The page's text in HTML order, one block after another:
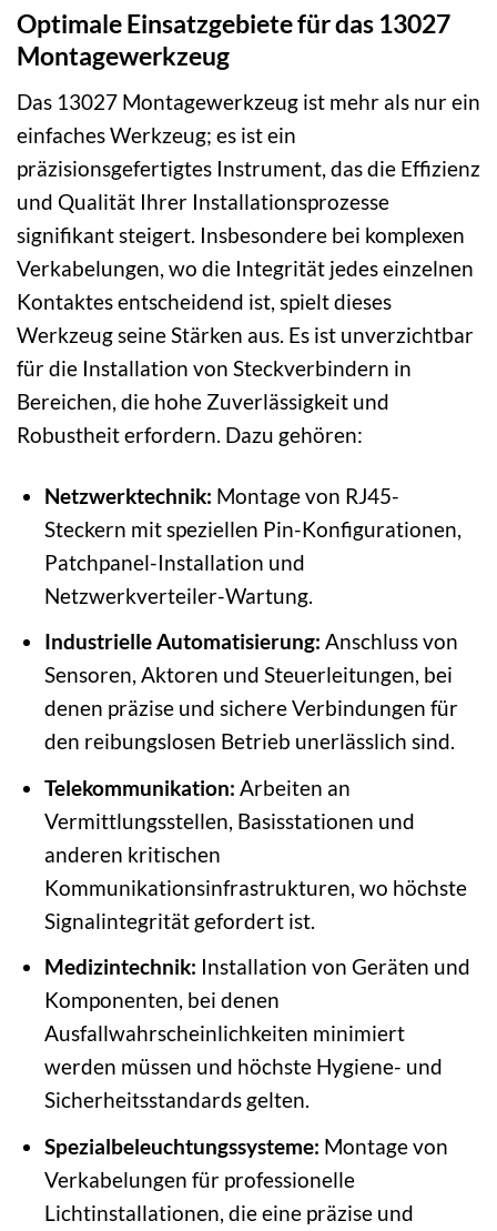
Optimale Einsatzgebiete für das 13027
Montagewerkzeug
Das 13027 Montagewerkzeug ist mehr als nur ein
einfaches Werkzeug; es ist ein
präzisionsgefertigtes Instrument, das die Effizienz
und Qualität Ihrer Installationsprozesse
signifikant steigert. Insbesondere bei komplexen
Verkabelungen, wo die Integrität jedes einzelnen
Kontaktes entscheidend ist, spielt dieses
Werkzeug seine Stärken aus. Es ist unverzichtbar
für die Installation von Steckverbindern in
Bereichen, die hohe Zuverlässigkeit und
Robustheit erfordern. Dazu gehören:
Netzwerktechnik: Montage von RJ45-
Steckern mit speziellen Pin-Konfigurationen,
Patchpanel-Installation und
Netzwerkverteiler-Wartung.
Industrielle Automatisierung: Anschluss von
Sensoren, Aktoren und Steuerleitungen, bei
denen präzise und sichere Verbindungen für
den reibungslosen Betrieb unerlässlich sind.
Telekommunikation: Arbeiten an
Vermittlungsstellen, Basisstationen und
anderen kritischen
Kommunikationsinfrastrukturen, wo höchste
Signalintegrität gefordert ist.
Medizintechnik: Installation von Geräten und
Komponenten, bei denen
Ausfallwahrscheinlichkeiten minimiert
werden müssen und höchste Hygiene- und
Sicherheitsstandards gelten.
Spezialbeleuchtungssysteme: Montage von
Verkabelungen für professionelle
Lichtinstallationen, die eine präzise und